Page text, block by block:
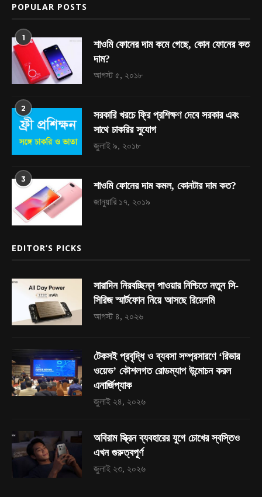
POPULAR POSTS
1
শাওমি ফোনের দাম কমে গেছে, কোন ফোনের কত
দাম?
আগস্ট ৫, ২০১৮
2
সরকারি খরচে ফ্রি প্রশিক্ষণ দেবে সরকার এবং
সাথে চাকরির সুযোগ
জুলাই ৯, ২০১৮
3
শাওমি ফোনের দাম কমল, কোনটার দাম কত?
জানুয়ারি ১৭, ২০১৯
EDITOR’S PICKS
সারাদিন নিরবচ্ছিন্ন পাওয়ার নিশ্চিতে নতুন সি-
সিরিজ স্মার্টফোন নিয়ে আসছে রিয়েলমি
আগস্ট ৪, ২০২৬
টেকসই প্রবৃদ্ধি ও ব্যবসা সম্প্রসারণে ‘রিভার
ওয়েভ’ কৌশলগত রোডম্যাপ উন্মোচন করল
এনার্জিপ্যাক
জুলাই ২৪, ২০২৬
অবিরাম স্ক্রিন ব্যবহারের যুগে চোখের স্বস্তিও
এখন গুরুত্বপূর্ণ
জুলাই ২৩, ২০২৬